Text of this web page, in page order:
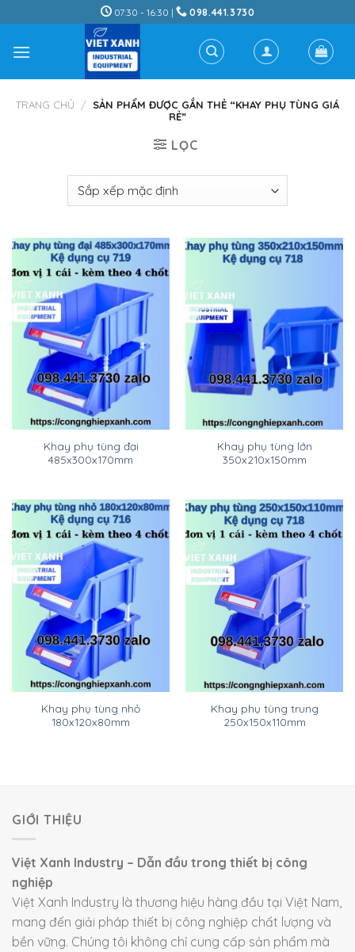
to
content
07:30 - 16:30 | 098.441.3730
TRANG CHỦ / SẢN PHẨM ĐƯỢC GẮN THẺ “KHAY PHỤ TÙNG GIÁ
RẺ”
LỌC
Khay phụ tùng đại
485x300x170mm
Khay phụ tùng lớn
350x210x150mm
Khay phụ tùng nhỏ
180x120x80mm
Khay phụ tùng trung
250x150x110mm
GIỚI THIỆU
Việt Xanh Industry – Dẫn đầu trong thiết bị công
nghiệp
Việt Xanh Industry là thương hiệu hàng đầu tại Việt Nam,
mang đến giải pháp thiết bị công nghiệp chất lượng và
bền vững. Chúng tôi không chỉ cung cấp sản phẩm mà